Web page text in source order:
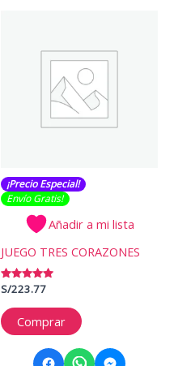
¡Precio Especial!
Envío Gratis​​​!
Añadir a mi lista
JUEGO TRES CORAZONES
Valorado
5.00
de 5
S/223.77
Comprar